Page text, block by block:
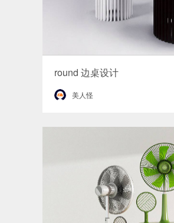
round 边桌设计
美人怪